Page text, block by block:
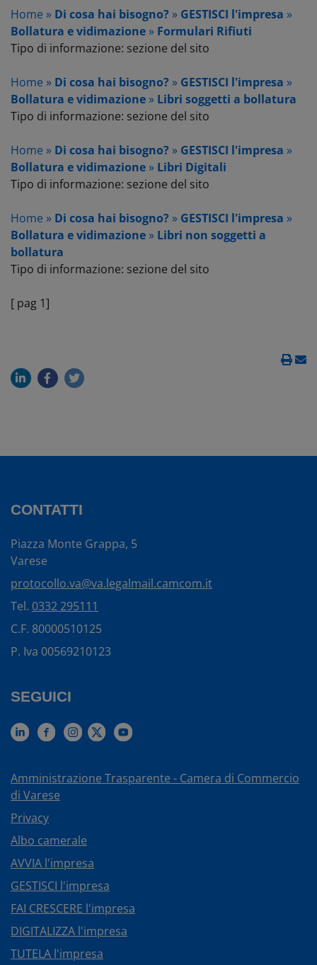
Home » Di cosa hai bisogno? » GESTISCI l'impresa »
Bollatura e vidimazione » Formulari Rifiuti
Tipo di informazione: sezione del sito
Home » Di cosa hai bisogno? » GESTISCI l'impresa »
Bollatura e vidimazione » Libri soggetti a bollatura
Tipo di informazione: sezione del sito
Home » Di cosa hai bisogno? » GESTISCI l'impresa »
Bollatura e vidimazione » Libri Digitali
Tipo di informazione: sezione del sito
Home » Di cosa hai bisogno? » GESTISCI l'impresa »
Bollatura e vidimazione » Libri non soggetti a
bollatura
Tipo di informazione: sezione del sito
[ pag 1]
CONTATTI
Piazza Monte Grappa, 5
Varese
protocollo.va@va.legalmail.camcom.it
Tel. 0332 295111
C.F. 80000510125
P. Iva 00569210123
SEGUICI
Amministrazione Trasparente - Camera di Commercio
di Varese
Privacy
Albo camerale
AVVIA l'impresa
GESTISCI l'impresa
FAI CRESCERE l'impresa
DIGITALIZZA l'impresa
TUTELA l'impresa